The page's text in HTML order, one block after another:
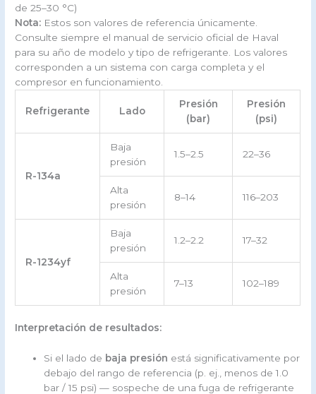
de 25–30 °C)
Nota: Estos son valores de referencia únicamente.
Consulte siempre el manual de servicio oficial de Haval
para su año de modelo y tipo de refrigerante. Los valores
corresponden a un sistema con carga completa y el
compresor en funcionamiento.
Refrigerante Lado
Presión
(bar)
Presión
(psi)
R-134a
Baja
presión
1.5–2.5 22–36
Alta
presión
8–14 116–203
R-1234yf
Baja
presión
1.2–2.2 17–32
Alta
presión
7–13 102–189
Interpretación de resultados:
Si el lado de baja presión está significativamente por
debajo del rango de referencia (p. ej., menos de 1.0
bar / 15 psi) — sospeche de una fuga de refrigerante